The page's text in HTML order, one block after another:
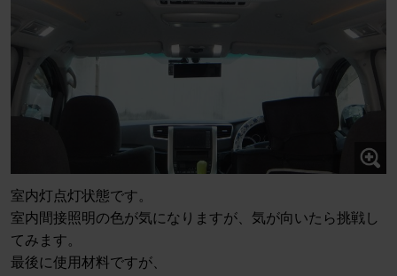
室内灯点灯状態です。
室内間接照明の色が気になりますが、気が向いたら挑戦し
てみます。
最後に使用材料ですが、